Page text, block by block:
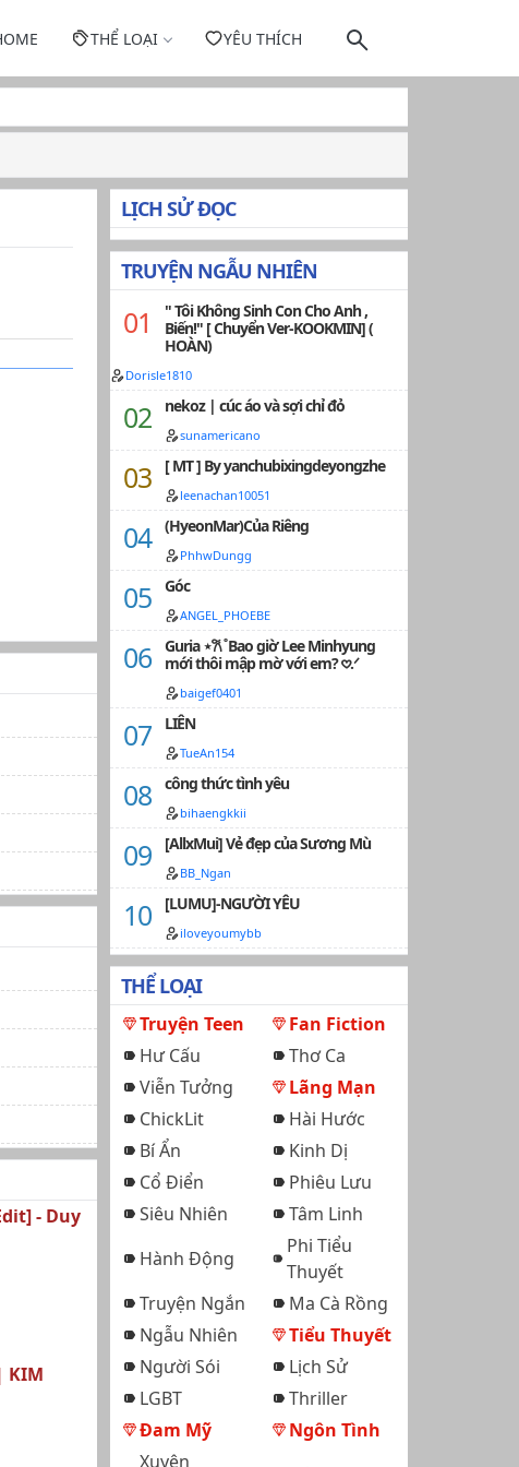
THỂ LOẠI YÊU THÍCH
- Duy
KIM
LỊCH SỬ ĐỌC
TRUYỆN NGẪU NHIÊN
" Tôi Không Sinh Con Cho Anh ,
Biến!" [ Chuyển Ver-KOOKMIN] (
HOÀN)
Dorisle1810
nekoz | cúc áo và sợi chỉ đỏ
sunamericano
[ MT ] By yanchubixingdeyongzhe
leenachan10051
(HyeonMar)Của Riêng
PhhwDungg
Góc
ANGEL_PHOEBE
Guria ⋆𐙚 ̊ Bao giờ Lee Minhyung
mới thôi mập mờ với em? 𖹭.ᐟ
baigef0401
LIÊN
TueAn154
công thức tình yêu
bihaengkkii
[AllxMui] Vẻ đẹp của Sương Mù
BB_Ngan
[LUMU]-NGƯỜI YÊU
iloveyoumybb
THỂ LOẠI
Truyện Teen
Fan Fiction
Hư Cấu
Thơ Ca
Viễn Tưởng
Lãng Mạn
ChickLit
Hài Hước
Bí Ẩn
Kinh Dị
Cổ Điển
Phiêu Lưu
Siêu Nhiên
Tâm Linh
Hành Động
Phi Tiểu
Thuyết
Truyện Ngắn
Ma Cà Rồng
Ngẫu Nhiên
Tiểu Thuyết
Người Sói
Lịch Sử
LGBT
Thriller
Đam Mỹ
Ngôn Tình
Xuyên